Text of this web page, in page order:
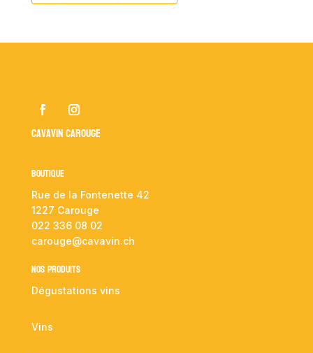
Cavavin Carouge
Boutique
Rue de la Fontenette 42
1227 Carouge
022 336 08 02
carouge@cavavin.ch
NOS PRODUITS
Dégustations vins
Vins